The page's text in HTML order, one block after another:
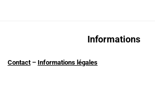
Informations
Contact– Informations légales